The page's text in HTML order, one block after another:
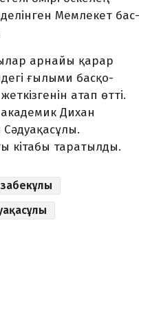
Мемлекет бас­
арнайы қарар
ғылыми бас­қо­
атап өтті.
Дихан
кітабы таратылды.